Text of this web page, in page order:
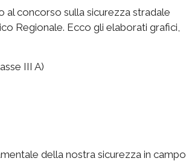
al concorso sulla sicurezza stradale
Regionale. Ecco gli elaborati grafici,
III A)
della nostra sicurezza in campo